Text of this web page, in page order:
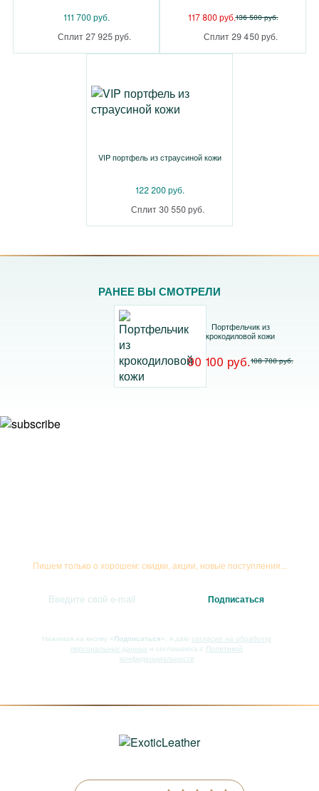
111 700 руб.
Сплит 27 925 руб.
117 800 руб.136 500 руб.
Сплит 29 450 руб.
VIP портфель из страусиной кожи
122 200 руб.
Сплит 30 550 руб.
РАНЕЕ ВЫ СМОТРЕЛИ
Портфельчик из
крокодиловой кожи
90 100 руб.108 700 руб.
Пишем только о хорошем: скидки, акции, новые поступления...
Нажимая на кнопку «Подписаться» , я даю согласие на обработку
персональных данных и соглашаюсь с Политикой
конфиденциальности